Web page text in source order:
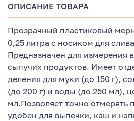
ОПИСАНИЕ ТОВАРА
Прозрачный пластиковый
0,25 литра с носиком для
Предназначен для измерения
сыпучих продуктов. Имеет
деления для муки (до 150 г),
(до 200 г) и воды (до 250 мл),
мл.Позволяет точно отмерять
удобен для выпечки, каш и